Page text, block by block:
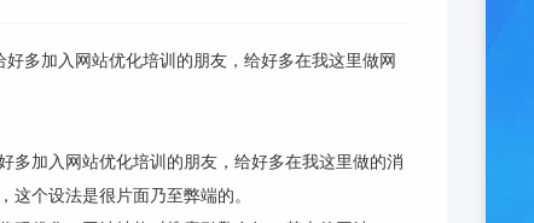
多加入网站优化培训的朋友，给好多在我这里做网
多加入网站优化培训的朋友，给好多在我这里做的消
个设法是很片面乃至弊端的。